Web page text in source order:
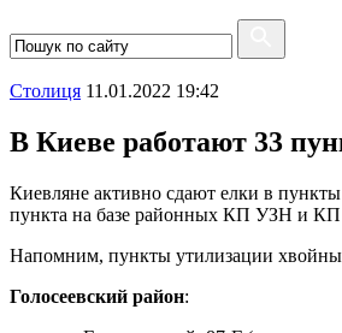
Столиця 11.01.2022 19:42
В Киеве работают 33
Киевляне активно сдают елки в
пункта на базе районных КП УЗН и
Напомним, пункты утилизации хвойных
Голосеевский район: